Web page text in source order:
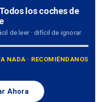
los coches de
de leer · difícil de ignorar
NADA · RECOMIÉNDANOS
Ahora